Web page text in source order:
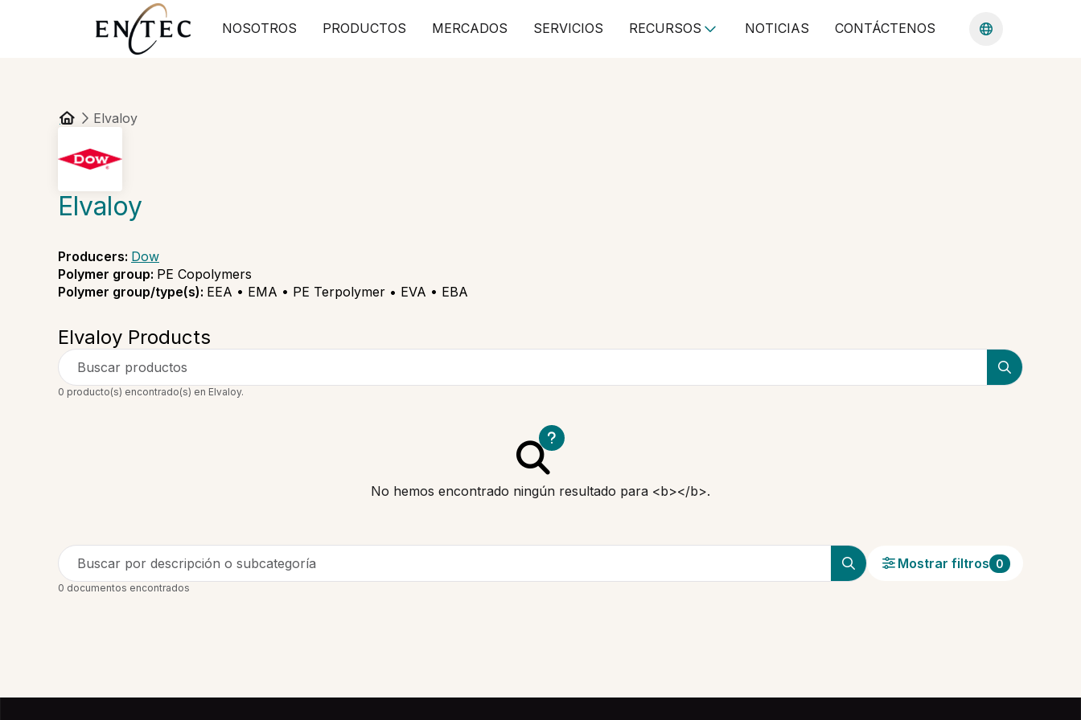
NOSOTROS PRODUCTOS MERCADOS SERVICIOS RECURSOS NOTICIAS CONTÁCTENOS
Elvaloy
Elvaloy
Producers: Dow
Polymer group: PE Copolymers
Polymer group/type(s): EEA • EMA • PE Terpolymer • EVA • EBA
Elvaloy Products
Buscar productos
0 producto(s) encontrado(s) en Elvaloy.
No hemos encontrado ningún resultado para <b></b>.
Buscar por descripción o subcategoría Mostrar filtros 0
0 documentos encontrados